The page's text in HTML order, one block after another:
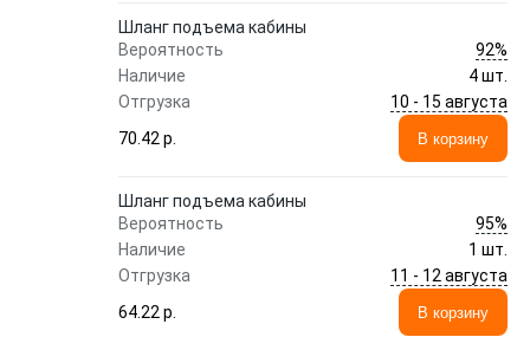
Шланг подъема кабины
Вероятность
92%
Наличие
4 шт.
Отгрузка
10 - 15 августа
70.42 p.
В корзину
Шланг подъема кабины
Вероятность
95%
Наличие
1 шт.
Отгрузка
11 - 12 августа
64.22 p.
В корзину